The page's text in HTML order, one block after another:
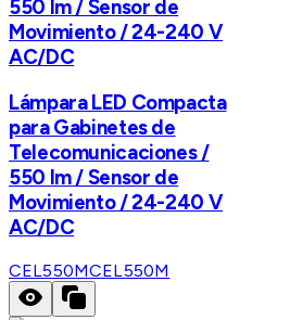
550 lm / Sensor de
Movimiento / 24-240 V
AC/DC
Lámpara LED Compacta
para Gabinetes de
Telecomunicaciones /
550 lm / Sensor de
Movimiento / 24-240 V
AC/DC
CEL550MCEL550M